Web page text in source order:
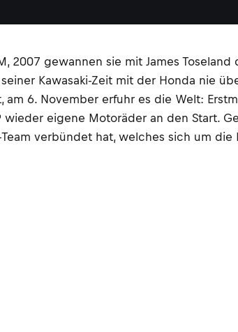
2007 gewannen sie mit James
Kawasaki-Zeit mit der Honda nie
6. November erfuhr es die Welt:
eigene Motoräder an den Start.
verbündet hat, welches sich um die